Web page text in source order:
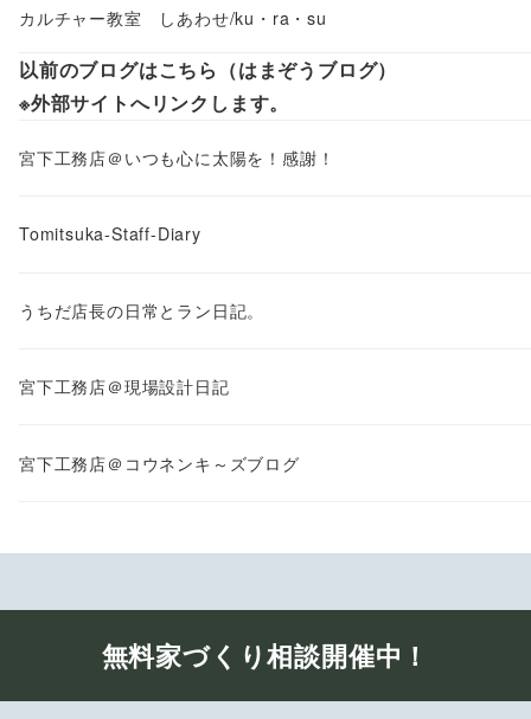
カルチャー教室 しあわせ/ku・ra・su
以前のブログはこちら（はまぞうブログ）
※外部サイトへリンクします。
宮下工務店＠いつも心に太陽を！感謝！
Tomitsuka-Staff-Diary
うちだ店長の日常とラン日記。
宮下工務店＠現場設計日記
宮下工務店＠コウネンキ～ズブログ
無料家づくり相談開催中！